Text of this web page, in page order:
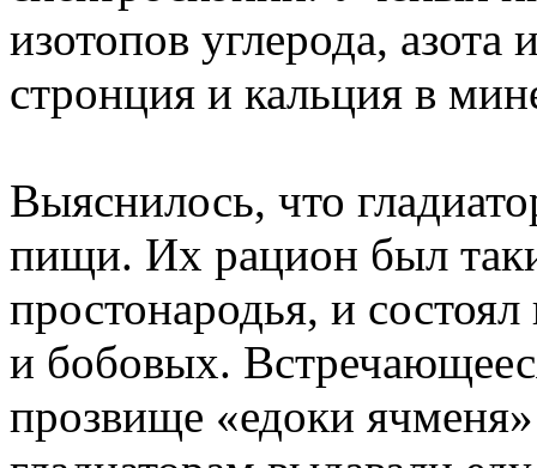
изотопов углерода, азота
стронция и кальция в
Выяснилось, что
пищи. Их рацион был
простонародья, и
и бобовых.
прозвище «едоки